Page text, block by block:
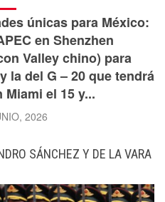
únicas para México:
en Shenzhen
Valley chino) para
la del G – 20 que tendrá
el 15 y...
2026
SÁNCHEZ Y DE LA VARA